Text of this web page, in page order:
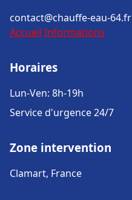
contact@chauffe-eau-64.fr
Accueil Informations
Horaires
Lun-Ven: 8h-19h
Service d'urgence 24/7
Zone intervention
Clamart, France